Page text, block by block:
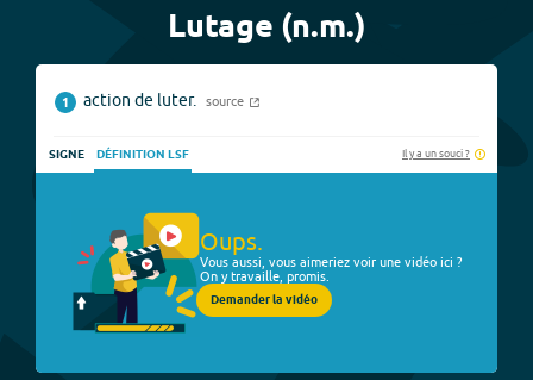
Lutage (n.m.)
1 action de luter. source
SIGNE DÉFINITION LSF Il y a un souci ?
Oups.
Vous aussi, vous aimeriez voir une vidéo ici ?
On y travaille, promis.
Demander la vidéo